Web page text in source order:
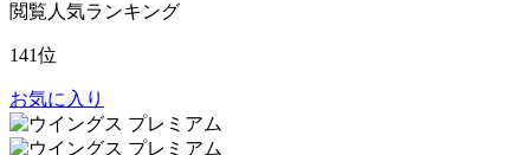
閲覧人気ランキング
141位
お気に入り